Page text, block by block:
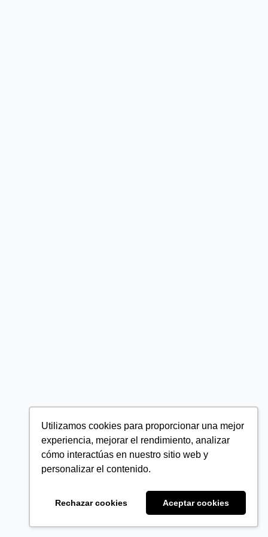
Utilizamos cookies para proporcionar una mejor
experiencia, mejorar el rendimiento, analizar
cómo interactúas en nuestro sitio web y
personalizar el contenido.
Rechazar cookies Aceptar cookies